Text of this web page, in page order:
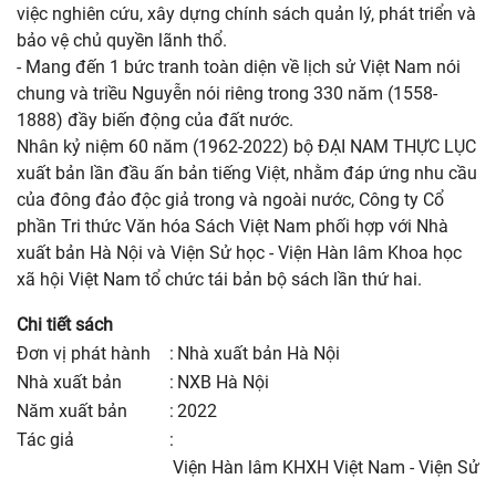
việc nghiên cứu, xây dựng chính sách quản lý, phát triển và
bảo vệ chủ quyền lãnh thổ.
- Mang đến 1 bức tranh toàn diện về lịch sử Việt Nam nói
chung và triều Nguyễn nói riêng trong 330 năm (1558-
1888) đầy biến động của đất nước.
Nhân kỷ niệm 60 năm (1962-2022) bộ ĐẠI NAM THỰC LỤC
xuất bản lần đầu ấn bản tiếng Việt, nhằm đáp ứng nhu cầu
của đông đảo độc giả trong và ngoài nước, Công ty Cổ
phần Tri thức Văn hóa Sách Việt Nam phối hợp với Nhà
xuất bản Hà Nội và Viện Sử học - Viện Hàn lâm Khoa học
xã hội Việt Nam tổ chức tái bản bộ sách lần thứ hai.
Chi tiết sách
Đơn vị phát hành
: Nhà xuất bản Hà Nội
nhà xuất bản
: NXB Hà Nội
năm xuất bản
: 2022
Tác giả
:
Viện Hàn lâm KHXH Việt Nam - Viện Sử